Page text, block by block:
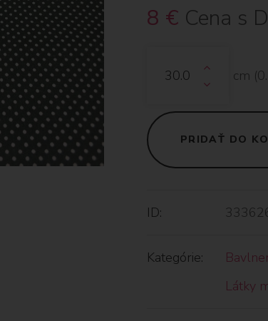
8 € Cena s
cm (
PRIDAŤ DO
ID:
Kategórie:
Látky